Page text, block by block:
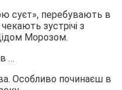
суєт», перебувають в
зустрічі з
Морозом.
…
Особливо починаєш в